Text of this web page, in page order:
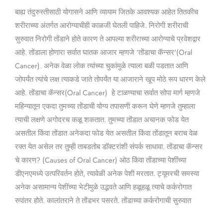
बाह्य तंदुरुस्तीसाठी योगासने आणि व्यायाम जितके आवश्यक आहेत तितकीच
शरीराच्या अंतर्गत आरोग्याचीही काळजी घेतली पाहिजे. निरोगी शरीराची
सुरुवात निरोगी तोंडाने होते कारण ते आपल्या शरीराच्या आरोग्याचे प्रवेशद्वार
आहे. तोंडाला होणारा सर्वात घातक आजार म्हणजे ‘तोंडाचा कॅन्सर'(Oral
Cancer). अनेक वेळा लोक त्यांच्या चुकांमुळे त्याला बळी पडतात आणि
जोपर्यंत त्यांचे लक्ष त्याकडे जाते तोपर्यंत या आजाराने खूप मोठे रूप धारण केले
आहे. तोंडाचा कॅन्सर(Oral Cancer) हे टाळण्याचा सर्वात सोपा मार्ग म्हणजे
महिन्यातून एकदा तुमच्या तोंडाची योग्य तपासणी करून घेणे म्हणजे तुम्हाला
त्याची लक्षणे अगोदरच कळू शकतात. तुमच्या तोंडात अचानक फोड येत
असतील किंवा तोंडात अनेकदा फोड येत असतील किंवा तोंडातून बराच वेळ
रक्त येत असेल तर तुम्ही ताबडतोब डॉक्टरांशी संपर्क साधावा. तोंडाचा कॅन्सर
चे कारण? (Causes of Oral Cancer) ओठ किंवा तोंडाच्या पेशींच्या
डीएनएमध्ये उत्परिवर्तन होते, त्यावेळी अनेक पेशी मरतात. ट्यूमरची समस्या
अनेक असामान्य पेशींच्या भेटीमुळे उद्भवते आणि हळूहळू त्याचे कर्करोगात
रुपांतर होते. कालांतराने ते तोंडभर पसरते. तोंडाच्या कर्करोगाची सुरुवात
Treatment
In
Marathi)